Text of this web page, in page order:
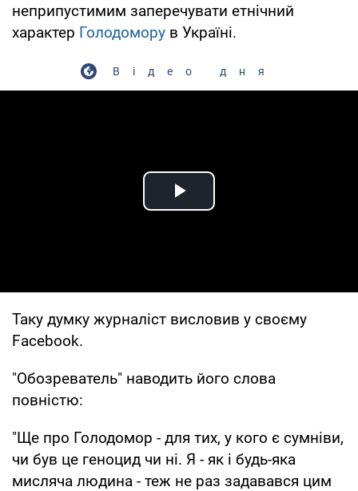
неприпустимим заперечувати етнічний
характер Голодомору в Україні.
Відео дня
Play Video
Таку думку журналіст висловив у своєму
Facebook.
"Обозреватель" наводить його слова
повністю:
"Ще про Голодомор - для тих, у кого є сумніви,
чи був це геноцид чи ні. Я - як і будь-яка
мисляча людина - теж не раз задавався цим